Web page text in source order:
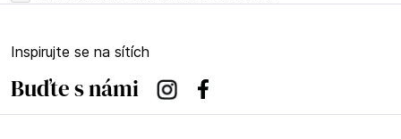
Inspirujte se na sítích
Buďte s námi InstagramFacebook